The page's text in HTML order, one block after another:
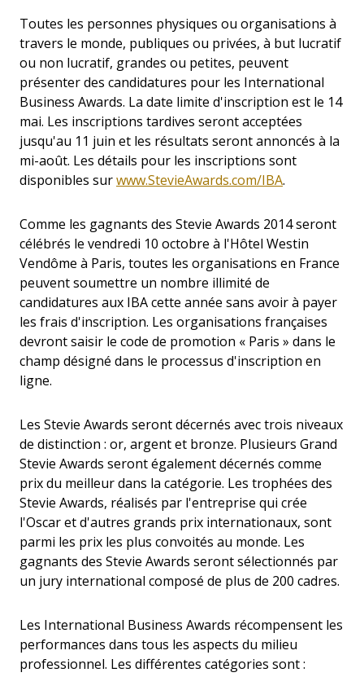
Toutes les personnes physiques ou organisations à
travers le monde, publiques ou privées, à but lucratif
ou non lucratif, grandes ou petites, peuvent
présenter des candidatures pour les International
Business Awards. La date limite d'inscription est le 14
mai. Les inscriptions tardives seront acceptées
jusqu'au 11 juin et les résultats seront annoncés à la
mi-août. Les détails pour les inscriptions sont
disponibles surwww.StevieAwards.com/IBA.
Comme les gagnants des Stevie Awards 2014 seront
célébrés le vendredi 10 octobre à l'Hôtel Westin
Vendôme à Paris, toutes les organisations en France
peuvent soumettre un nombre illimité de
candidatures aux IBA cette année sans avoir à payer
les frais d'inscription. Les organisations françaises
devront saisir le code de promotion « Paris » dans le
champ désigné dans le processus d'inscription en
ligne.
Les Stevie Awards seront décernés avec trois niveaux
de distinction : or, argent et bronze. Plusieurs Grand
Stevie Awards seront également décernés comme
prix du meilleur dans la catégorie. Les trophées des
Stevie Awards, réalisés par l'entreprise qui crée
l'Oscar et d'autres grands prix internationaux, sont
parmi les prix les plus convoités au monde. Les
gagnants des Stevie Awards seront sélectionnés par
un jury international composé de plus de 200 cadres.
Les International Business Awards récompensent les
performances dans tous les aspects du milieu
professionnel. Les différentes catégories sont :